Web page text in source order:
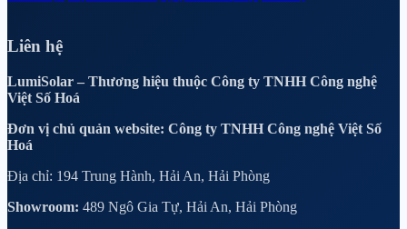
Liên hệ
LumiSolar – Thương hiệu thuộc Công ty TNHH Công nghệ
Việt Số Hoá
Đơn vị chủ quản website: Công ty TNHH Công nghệ Việt Số
Hoá
Địa chỉ: 194 Trung Hành, Hải An, Hải Phòng
Showroom: 489 Ngô Gia Tự, Hải An, Hải Phòng